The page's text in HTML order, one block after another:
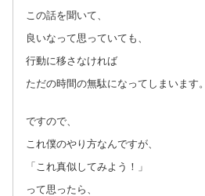
この話を聞いて、
良いなって思っていても、
行動に移さなければ
ただの時間の無駄になってしまいます。
ですので、
これ僕のやり方なんですが、
「これ真似してみよう！」
って思ったら、